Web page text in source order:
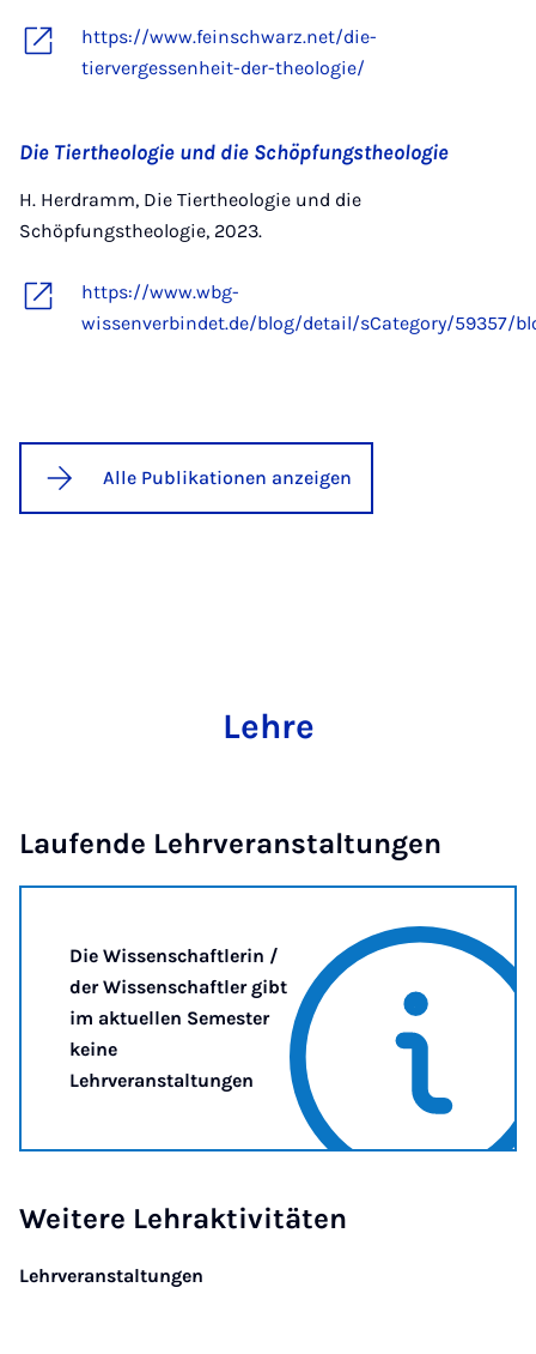
https://www.feinschwarz.net/die-
tiervergessenheit-der-theologie/
Die Tiertheologie und die Schöpfungstheologie
H. Herdramm, Die Tiertheologie und die
Schöpfungstheologie, 2023.
https://www.wbg-
wissenverbindet.de/blog/detail/sCategory/59357/
Alle Publikationen anzeigen
Lehre
Laufende Lehrveranstaltungen
Die Wissenschaftlerin /
der Wissenschaftler gibt
im aktuellen Semester
keine
Lehrveranstaltungen
Weitere Lehraktivitäten
Lehrveranstaltungen